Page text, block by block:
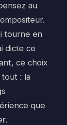
au
tourne en
dicte ce
ce choix
: la
que